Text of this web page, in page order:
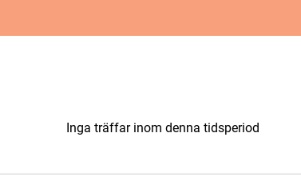
Inga träffar inom denna tidsperiod